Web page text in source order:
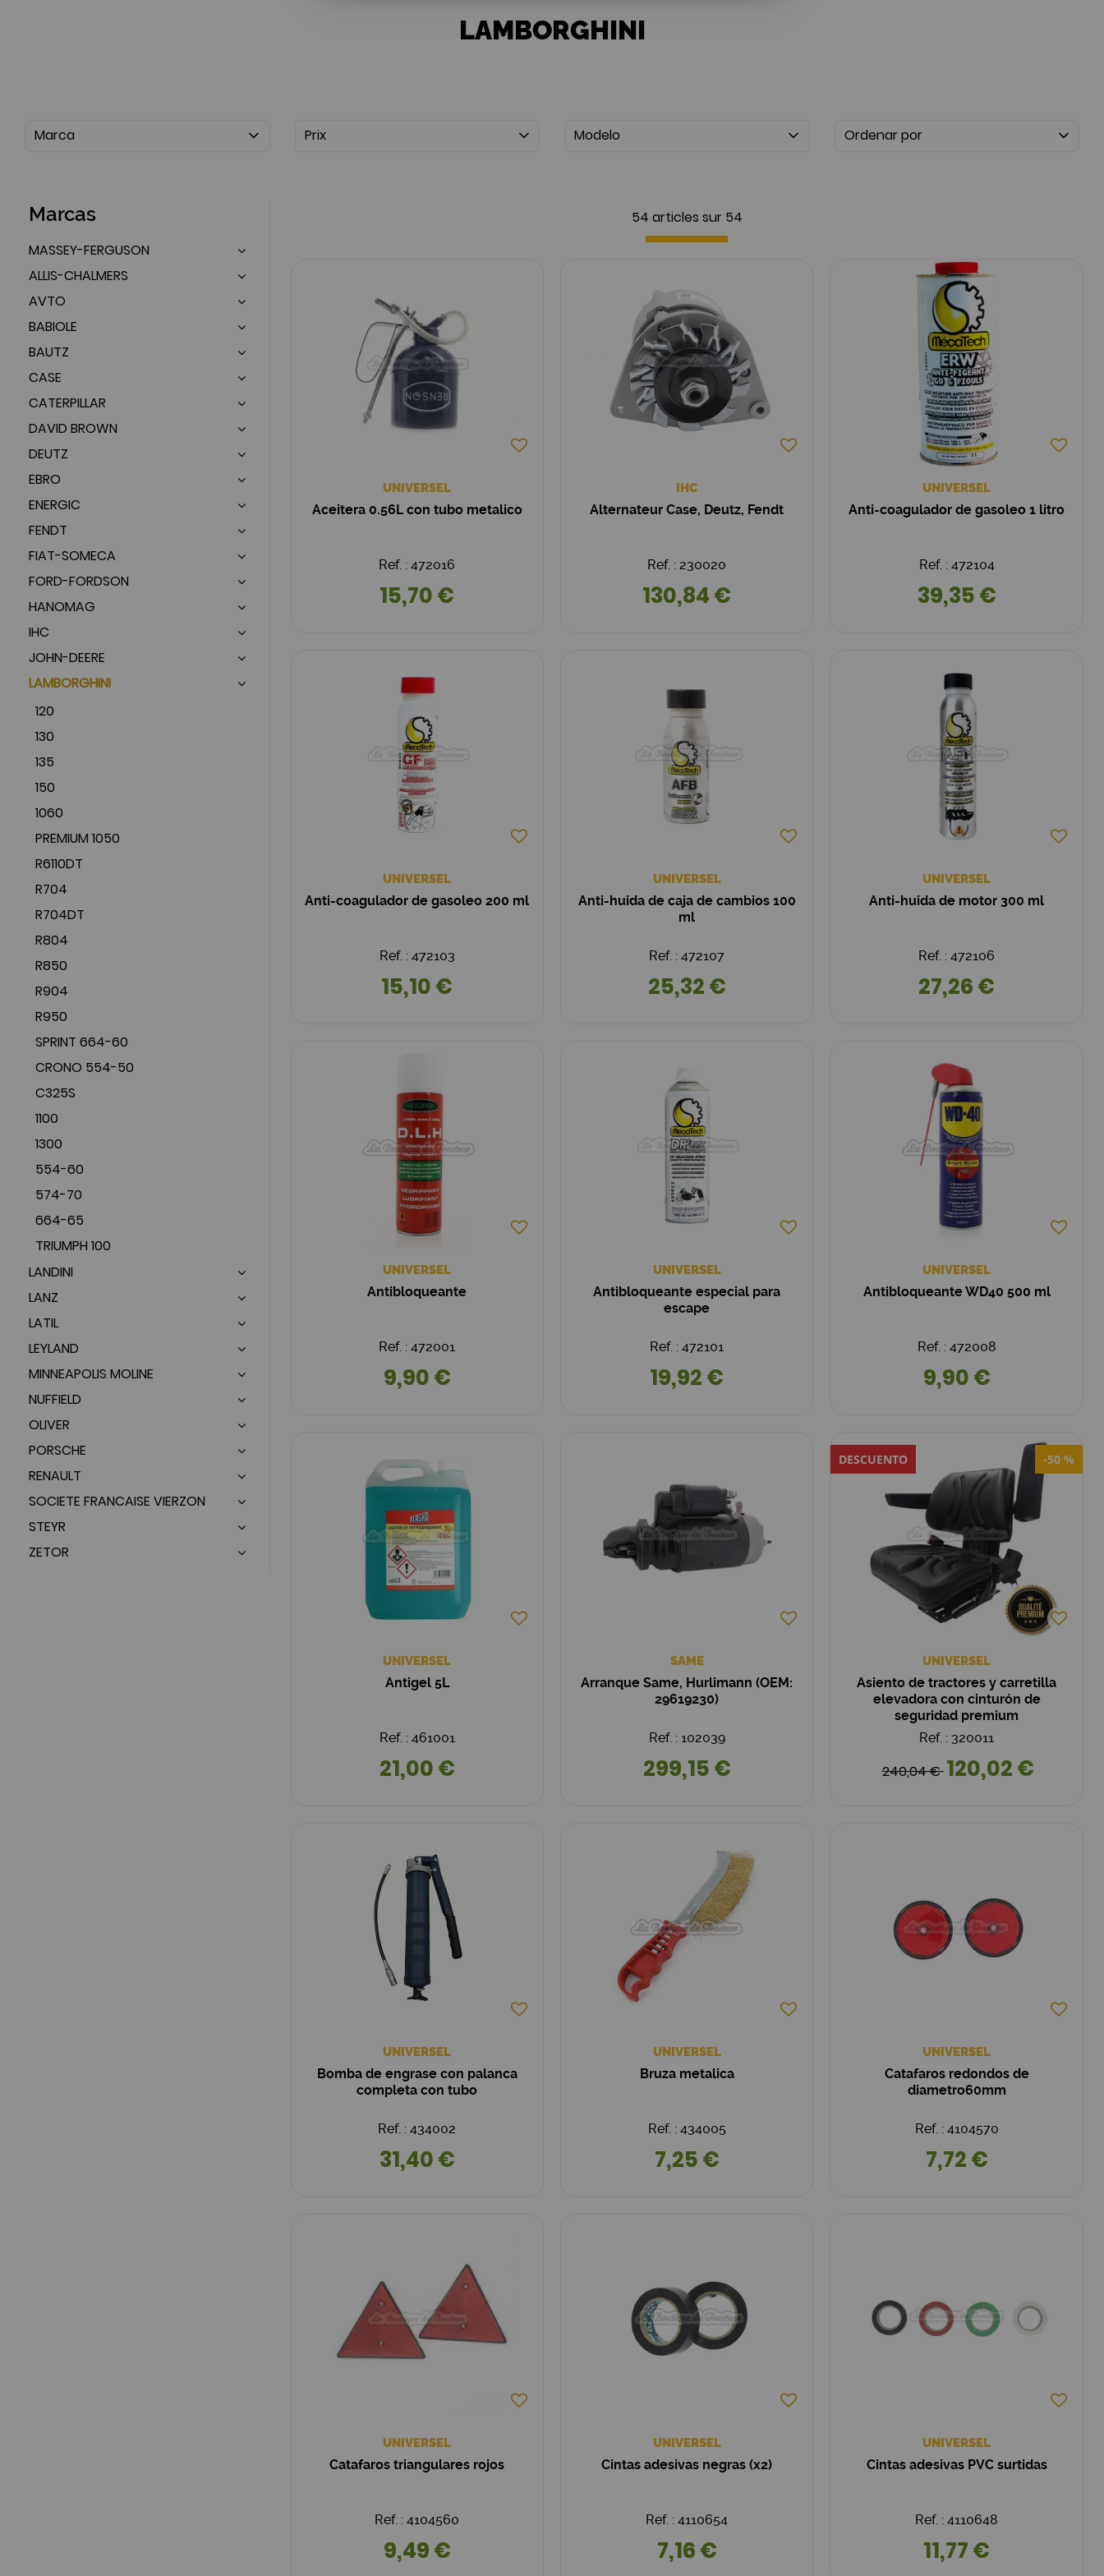
LAMBORGHINI
Marca Prix Modelo Ordenar por
Marcas
MASSEY-FERGUSON
ALLIS-CHALMERS
AVTO
BABIOLE
BAUTZ
CASE
CATERPILLAR
DAVID BROWN
DEUTZ
EBRO
ENERGIC
FENDT
FIAT-SOMECA
FORD-FORDSON
HANOMAG
IHC
JOHN-DEERE
LAMBORGHINI
120
130
135
150
1060
PREMIUM 1050
R6110DT
R704
R704DT
R804
R850
R904
R950
SPRINT 664-60
CRONO 554-50
C325S
1100
1300
554-60
574-70
664-65
TRIUMPH 100
LANDINI
LANZ
LATIL
LEYLAND
MINNEAPOLIS MOLINE
NUFFIELD
OLIVER
PORSCHE
RENAULT
SOCIETE FRANCAISE VIERZON
STEYR
ZETOR
54 articles sur 54
UNIVERSEL
Aceitera 0.56L con tubo metalico
Ref. : 472016
15,70 €
IHC
Alternateur Case, Deutz, Fendt
Ref. : 230020
130,84 €
UNIVERSEL
Anti-coagulador de gasoleo 1 litro
Ref. : 472104
39,35 €
UNIVERSEL
Anti-coagulador de gasoleo 200 ml
Ref. : 472103
15,10 €
UNIVERSEL
Anti-huida de caja de cambios 100
ml
Ref. : 472107
25,32 €
UNIVERSEL
Anti-huida de motor 300 ml
Ref. : 472106
27,26 €
UNIVERSEL
Antibloqueante
Ref. : 472001
9,90 €
UNIVERSEL
Antibloqueante especial para
escape
Ref. : 472101
19,92 €
UNIVERSEL
Antibloqueante WD40 500 ml
Ref. : 472008
9,90 €
UNIVERSEL
Antigel 5L
Ref. : 461001
21,00 €
SAME
Arranque Same, Hurlimann (OEM:
29619230)
Ref. : 102039
299,15 €
DESCUENTO -50 %
UNIVERSEL
Asiento de tractores y carretilla
elevadora con cinturón de
seguridad premium
Ref. : 320011
240,04 €120,02 €
UNIVERSEL
Bomba de engrase con palanca
completa con tubo
Ref. : 434002
31,40 €
UNIVERSEL
Bruza metalica
Ref. : 434005
7,25 €
UNIVERSEL
Catafaros redondos de
diametro60mm
Ref. : 4104570
7,72 €
UNIVERSEL
Catafaros triangulares rojos
Ref. : 4104560
9,49 €
UNIVERSEL
Cintas adesivas negras (x2)
Ref. : 4110654
7,16 €
UNIVERSEL
Cintas adesivas PVC surtidas
Ref. : 4110648
11,77 €